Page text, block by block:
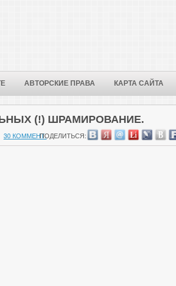
АВТОРСКИЕ ПРАВА КАРТА САЙТА
(!) ШРАМИРОВАНИЕ.
30 КОММЕНТ.ПОДЕЛИТЬСЯ: